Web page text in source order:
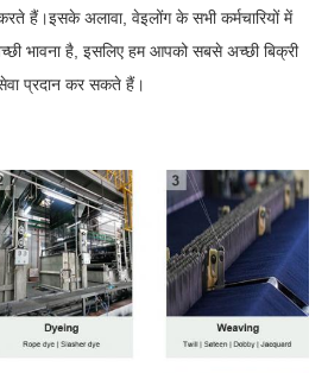
हैं।इसके अलावा, वेइलोंग के सभी कर्मचारियों में
भावना है, इसलिए हम आपको सबसे अच्छी बिक्री
प्रदान कर सकते हैं।